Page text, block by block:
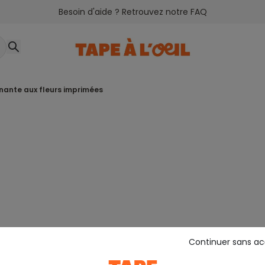
Besoin d'aide ? Retrouvez notre FAQ
aux fleurs imprimées
Continuer sans